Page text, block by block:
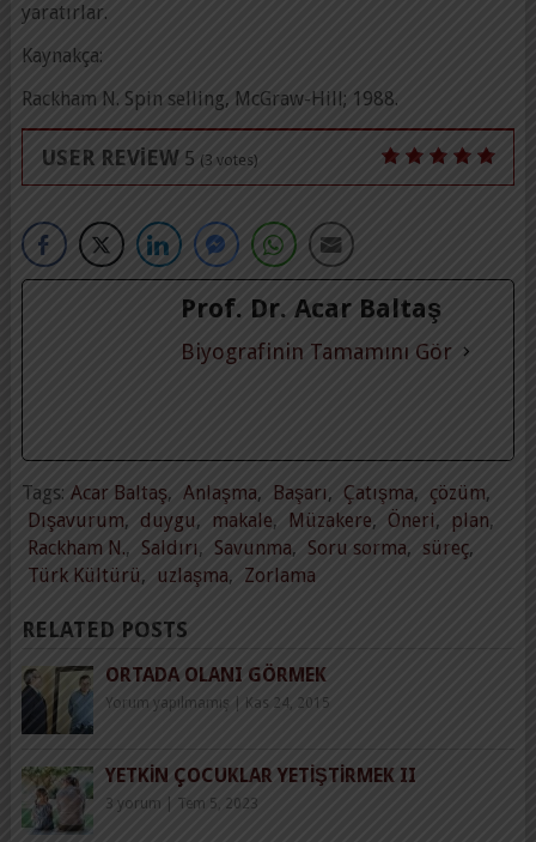
yaratırlar.
Kaynakça:
Rackham N. Spin selling, McGraw-Hill; 1988.
USER REVIEW 5 ( 3 votes)
Prof. Dr. Acar Baltaş
Biyografinin Tamamını Gör
Tags: Acar Baltaş, Anlaşma, Başarı, Çatışma, çözüm,
Dışavurum, duygu, makale, Müzakere, Öneri, plan,
Rackham N., Saldırı, Savunma, Soru sorma, süreç,
Türk Kültürü, uzlaşma, Zorlama
RELATED POSTS
ORTADA OLANI GÖRMEK
Yorum yapılmamış Kas 24, 2015
YETKIN ÇOCUKLAR YETIŞTIRMEK II
3 yorum Tem 5, 2023